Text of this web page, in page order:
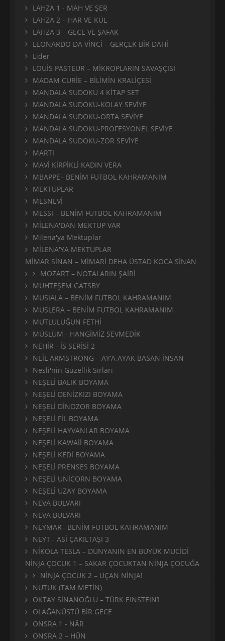
LAHZA 1 - MAH VE ŞER
LAHZA 2 – HAR VE KÜL
LAHZA 3 – GECE VE ŞAFAK
LEONARDO DA VİNCİ – GERÇEK BİR DAHİ
Lider
LOUİS PASTEUR – MİKROPLARIN SAVAŞÇISI
MADAM CURİE – BİLİMİN KRALİÇESİ
MANDALA SUDOKU 4 KİTAP SET
MANDALA SUDOKU-KOLAY SEVİYE
MANDALA SUDOKU-ORTA SEVİYE
MANDALA SUDOKU-PROFESYONEL SEVİYE
MANDALA SUDOKU-ZOR SEVİYE
MARTI
MAVİ KİRPİKLİ KADIN VERA
MBAPPE– BENİM FUTBOL KAHRAMANIM
MEKTUPLAR
MESNEVİ
MESSI – BENİM FUTBOL KAHRAMANIM
MİLENA'DAN MEKTUP VAR
Milena'ya Mektuplar
MİLENA'YA MEKTUPLAR
MİMAR SİNAN – MİMARİ DEHA ÜSTAD KOCA SİNAN
MOZART – NOTALARIN ŞAİRİ
MUHTEŞEM GATSBY
MUSIALA – BENİM FUTBOL KAHRAMANIM
MUSLERA – BENİM FUTBOL KAHRAMANIM
MUTLULUĞUN FETHİ
MÜSLÜM - HANGİMİZ SEVMEDİK
NEHİR - İS SERİSİ 2
NEİL ARMSTRONG – AY’A AYAK BASAN İNSAN
Nesli'nin Güzellik Sırları
NEŞELİ BALIK BOYAMA
NEŞELİ DENİZKIZI BOYAMA
NEŞELİ DİNOZOR BOYAMA
NEŞELİ FİL BOYAMA
NEŞELİ HAYVANLAR BOYAMA
NEŞELİ KAWAİİ BOYAMA
NEŞELİ KEDİ BOYAMA
NEŞELİ PRENSES BOYAMA
NEŞELİ UNİCORN BOYAMA
NEŞELİ UZAY BOYAMA
NEVA BULVARI
NEVA BULVARI
NEYMAR– BENİM FUTBOL KAHRAMANIM
NEYT - ASİ ÇAKILTAŞI 3
NİKOLA TESLA – DÜNYANIN EN BÜYÜK MUCİDİ
NİNJA ÇOCUK 1 – SAKAR ÇOCUKTAN NİNJA ÇOCUĞA
NİNJA ÇOCUK 2 – UÇAN NİNJA!
NUTUK (TAM METİN)
OKTAY SİNANOĞLU – TÜRK EINSTEIN’I
OLAĞANÜSTÜ BİR GECE
ONSRA 1 - NÂR
ONSRA 2 – HÛN